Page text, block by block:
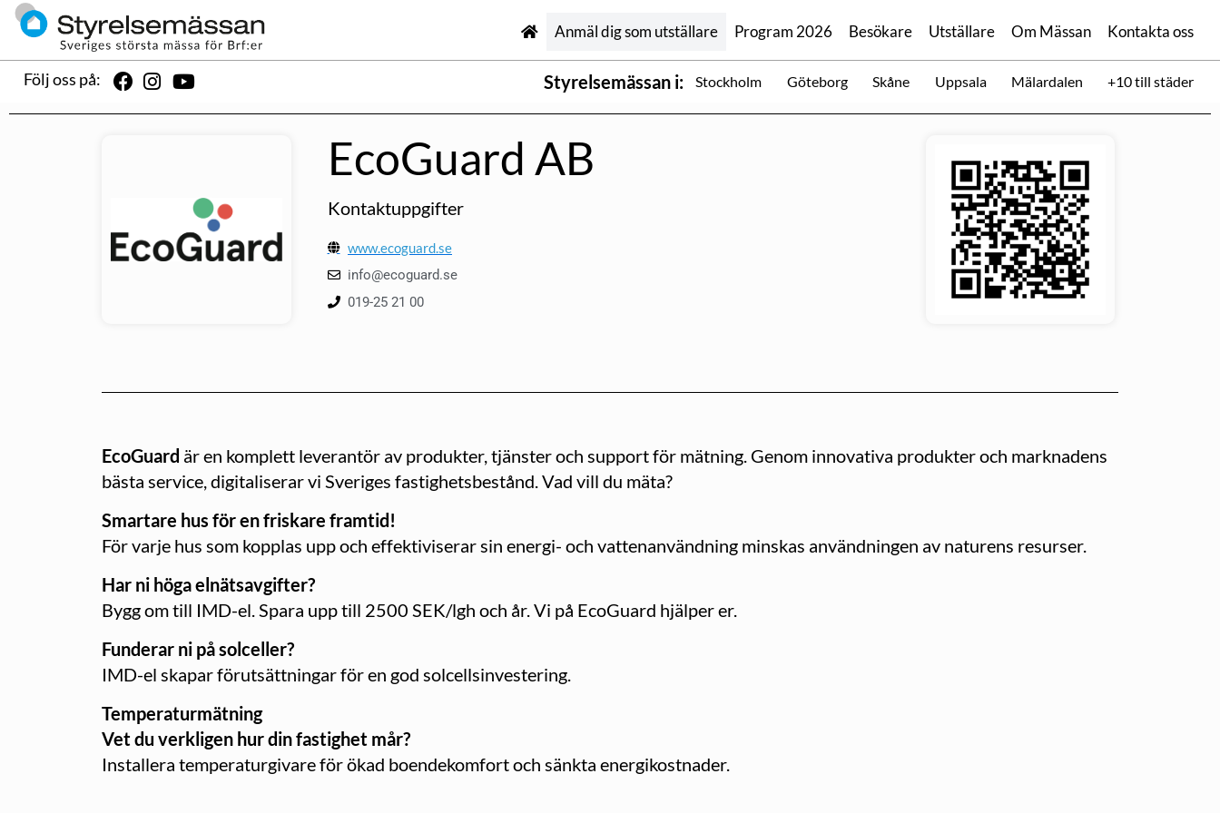
Anmäl dig som utställare Program 2026 Besökare Utställare Om Mässan Kontakta oss
Följ oss på: Styrelsemässan i: Stockholm Göteborg Skåne Uppsala Mälardalen +10 till städer
EcoGuard AB
Kontaktuppgifter
www.ecoguard.se
info@ecoguard.se
019-25 21 00
EcoGuard är en komplett leverantör av produkter, tjänster och support för mätning. Genom innovativa produkter och marknadens
bästa service, digitaliserar vi Sveriges fastighetsbestånd. Vad vill du mäta?
Smartare hus för en friskare framtid!
För varje hus som kopplas upp och effektiviserar sin energi- och vattenanvändning minskas användningen av naturens resurser.
Har ni höga elnätsavgifter?
Bygg om till IMD-el. Spara upp till 2500 SEK/lgh och år. Vi på EcoGuard hjälper er.
Funderar ni på solceller?
IMD-el skapar förutsättningar för en god solcellsinvestering.
Temperaturmätning
Vet du verkligen hur din fastighet mår?
Installera temperaturgivare för ökad boendekomfort och sänkta energikostnader.